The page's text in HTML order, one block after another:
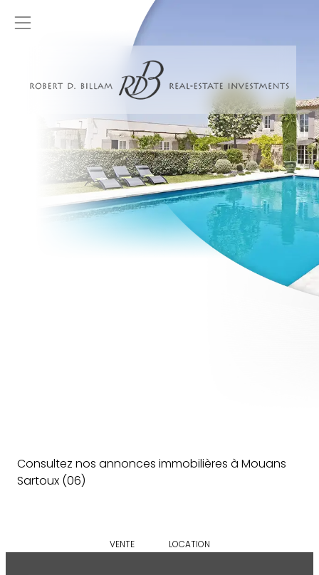
Consultez nos annonces immobilières à Mouans
Sartoux (06)
VENTE LOCATION